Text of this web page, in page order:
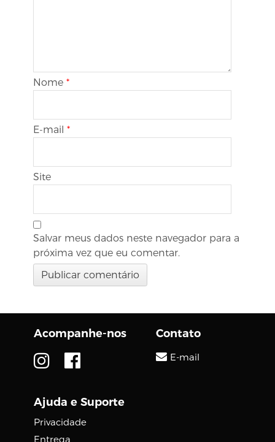
Nome *
E-mail *
Site
Salvar meus dados neste navegador para a
próxima vez que eu comentar.
Acompanhe-nos
Ajuda e Suporte
Privacidade
Entrega
Contato
E-mail